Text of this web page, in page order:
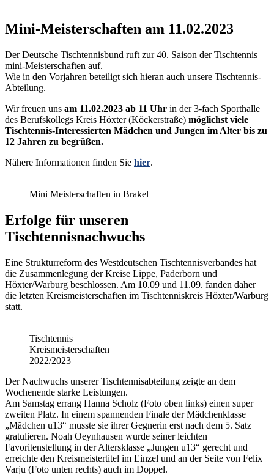
Mini-Meisterschaften am 11.02.2023
Der Deutsche Tischtennisbund ruft zur 40. Saison der Tischtennis
mini-Meisterschaften auf.
Wie in den Vorjahren beteiligt sich hieran auch unsere Tischtennis-
Abteilung.
Wir freuen uns am 11.02.2023 ab 11 Uhr in der 3-fach Sporthalle
des Berufskollegs Kreis Höxter (Köckerstraße) möglichst viele
Tischtennis-Interessierten Mädchen und Jungen im Alter bis zu
12 Jahren zu begrüßen.
Nähere Informationen finden Sie hier.
Mini Meisterschaften in Brakel
Erfolge für unseren
Tischtennisnachwuchs
Eine Strukturreform des Westdeutschen Tischtennisverbandes hat
die Zusammenlegung der Kreise Lippe, Paderborn und
Höxter/Warburg beschlossen. Am 10.09 und 11.09. fanden daher
die letzten Kreismeisterschaften im Tischtenniskreis Höxter/Warburg
statt.
Tischtennis
Kreismeisterschaften
2022/2023
Der Nachwuchs unserer Tischtennisabteilung zeigte an dem
Wochenende starke Leistungen.
Am Samstag errang Hanna Scholz (Foto oben links) einen super
zweiten Platz. In einem spannenden Finale der Mädchenklasse
„Mädchen u13“ musste sie ihrer Gegnerin erst nach dem 5. Satz
gratulieren. Noah Oeynhausen wurde seiner leichten
Favoritenstellung in der Altersklasse „Jungen u13“ gerecht und
erreichte den Kreismeistertitel im Einzel und an der Seite von Felix
Varju (Foto unten rechts) auch im Doppel.